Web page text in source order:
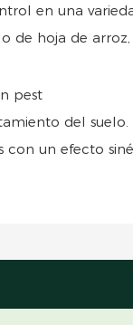
en una
hoja de
del
con un efecto